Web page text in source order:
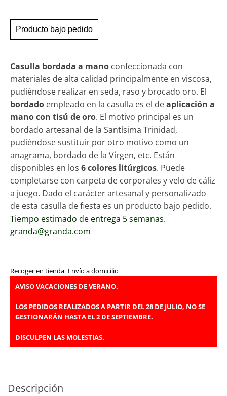
Producto bajo pedido
Casulla bordada a mano confeccionada con
materiales de alta calidad principalmente en viscosa,
pudiéndose realizar en seda, raso y brocado oro. El
bordado empleado en la casulla es el deaplicación a
mano con tisú de oro. El motivo principal es un
bordado artesanal de la Santísima Trinidad,
pudiéndose sustituir por otro motivo como un
anagrama, bordado de la Virgen, etc. Están
disponibles en los 6 colores litúrgicos. Puede
completarse con carpeta de corporales y velo de cáliz
a juego. Dado el carácter artesanal y personalizado
de esta casulla de fiesta es un producto bajo pedido.
Tiempo estimado de entrega 5 semanas.
granda@granda.com
Recoger en tienda| Envío a domicilio
AVISO VACACIONES DE VERANO.
LOS PEDIDOS REALIZADOS A PARTIR DEL 28 DE JULIO, NO SE
GESTIONARÁN HASTA EL 2 DE SEPTIEMBRE.
DISCULPEN LAS MOLESTIAS.
Descripción